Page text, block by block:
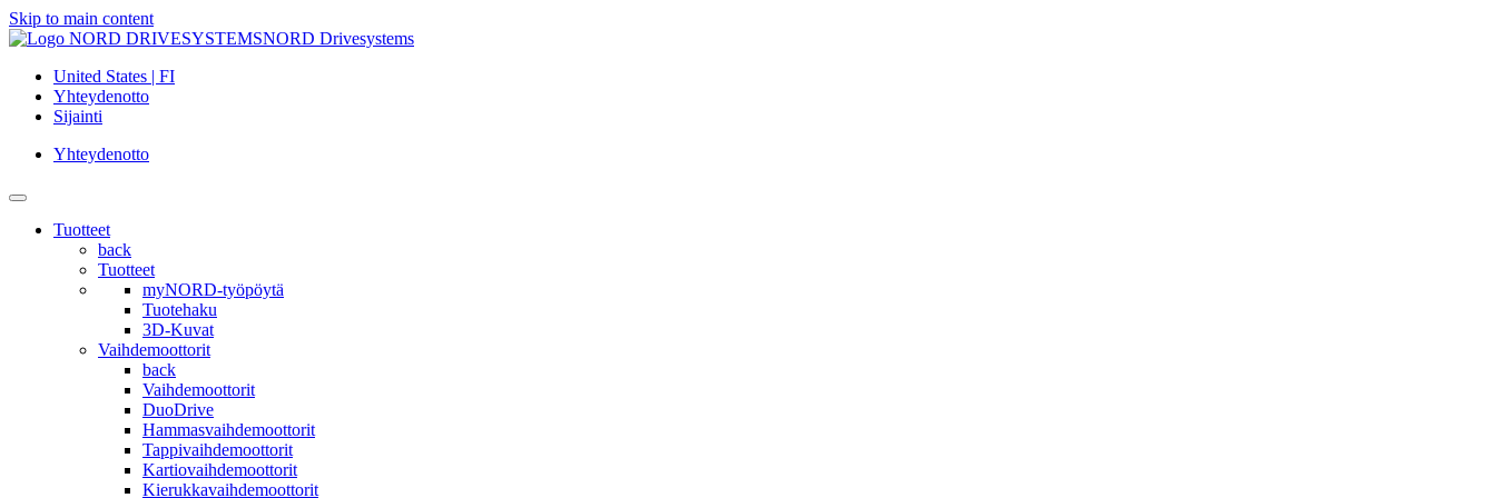
Skip to main content
NORD Drivesystems
United States | FI
Yhteydenotto
Sijainti
Yhteydenotto
Tuotteet
back
Tuotteet
myNORD-työpöytä
Tuotehaku
3D-Kuvat
Vaihdemoottorit
back
Vaihdemoottorit
DuoDrive
Hammasvaihdemoottorit
Tappivaihdemoottorit
Kartiovaihdemoottorit
Kierukkavaihdemoottorit